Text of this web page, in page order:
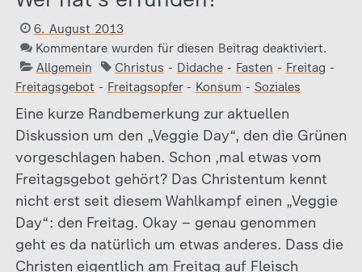
6. August 2013
Kommentare wurden für diesen Beitrag deaktiviert.
Allgemein
Christus - Didache- Fasten - Freitag -
Freitagsgebot - Freitagsopfer- Konsum - Soziales
Eine kurze Randbemerkung zur aktuellen
Diskussion um den „Veggie Day“, den die Grünen
vorgeschlagen haben. Schon ‚mal etwas vom
Freitagsgebot gehört? Das Christentum kennt
nicht erst seit diesem Wahlkampf einen „Veggie
Day“: den Freitag. Okay – genau genommen
geht es da natürlich um etwas anderes. Dass die
Christen eigentlich am Freitag auf Fleisch